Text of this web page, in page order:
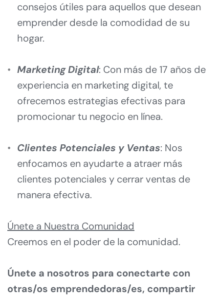
consejos útiles para aquellos que desean
emprender desde la comodidad de su
hogar.
Marketing Digital: Con más de 17 años de
experiencia en marketing digital, te
ofrecemos estrategias efectivas para
promocionar tu negocio en línea.
Clientes Potenciales y Ventas: Nos
enfocamos en ayudarte a atraer más
clientes potenciales y cerrar ventas de
manera efectiva.
Únete a Nuestra Comunidad
Creemos en el poder de la comunidad.
Únete a nosotros para conectarte con
otras/os emprendedoras/es, compartir